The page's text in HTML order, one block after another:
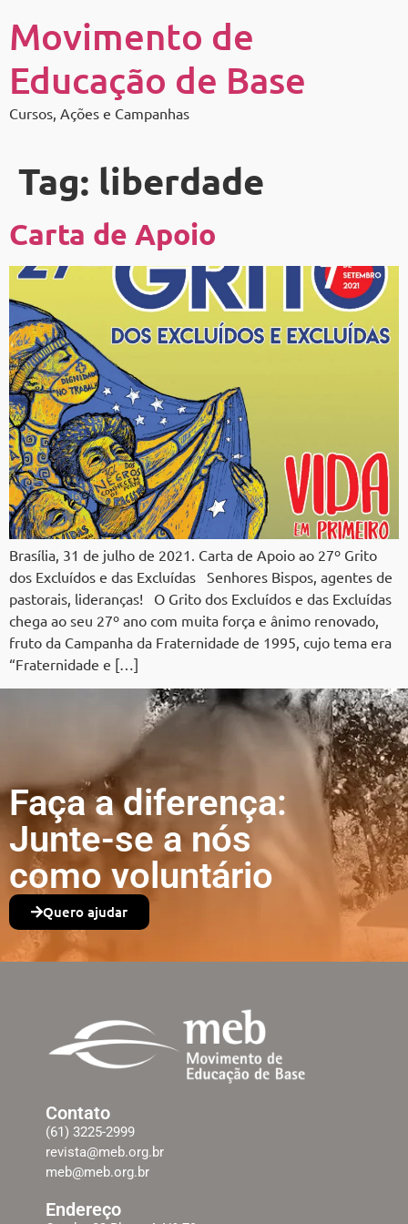
Movimento de
Educação de Base
Cursos, Ações e Campanhas
Tag: liberdade
Carta de Apoio
Brasília, 31 de julho de 2021. Carta de Apoio ao 27º Grito
dos Excluídos e das Excluídas Senhores Bispos, agentes de
pastorais, lideranças! O Grito dos Excluídos e das Excluídas
chega ao seu 27º ano com muita força e ânimo renovado,
fruto da Campanha da Fraternidade de 1995, cujo tema era
“Fraternidade e […]
Faça a diferença:
Junte-se a nós
como voluntário
Quero ajudar
Contato
(61) 3225-2999
revista@meb.org.br
meb@meb.org.br
Endereço